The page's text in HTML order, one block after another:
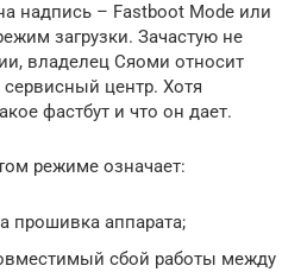
надпись – Fastboot Mode или
загрузки. Зачастую не
владелец Сяоми относит
центр. Хотя
фастбут и что он дает.
режиме означает:
прошивка аппарата;
сбой работы между